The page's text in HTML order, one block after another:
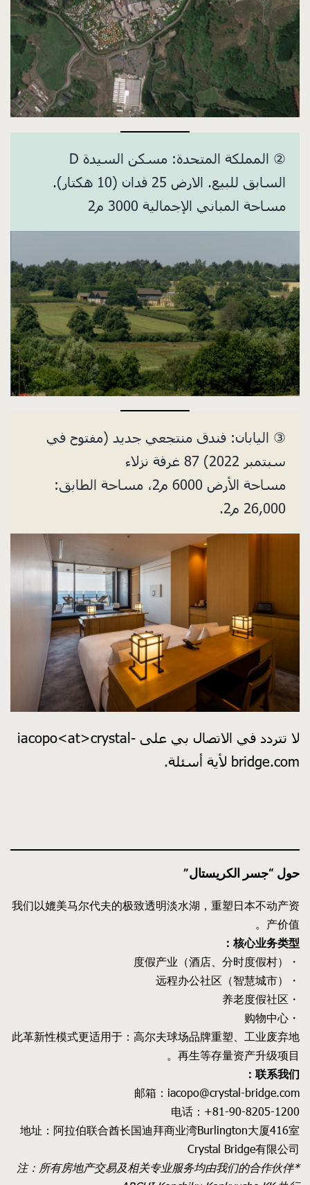
② المملكة المتحدة: مسكن السيدة D
السابق للبيع. الارض 25 فدان (10 هكتار).
مساحة المباني الإجمالية 3000 م2
③ اليابان: فندق منتجعي جديد (مفتوح في
سبتمبر 2022) 87 غرفة نزلاء
مساحة الأرض 6000 م2، مساحة الطابق:
26,000 م2.
لا تتردد في الاتصال بي على iacopo<at>crystal-
bridge.com لأية أسئلة.
حول “جسر الكريستال”
我们以媲美马尔代夫的极致透明淡水湖，重塑日本不动产资
产价值。
核心业务类型：
・度假产业（酒店、分时度假村）
・远程办公社区（智慧城市）
・养老度假社区
・购物中心
此革新性模式更适用于：高尔夫球场品牌重塑、工业废弃地
再生等存量资产升级项目。
联系我们：
邮箱：iacopo@crystal-bridge.com
电话：+81-90-8205-1200
地址：阿拉伯联合酋长国迪拜商业湾Burlington大厦416室
Crystal Bridge有限公司
*注：所有房地产交易及相关专业服务均由我们的合作伙伴